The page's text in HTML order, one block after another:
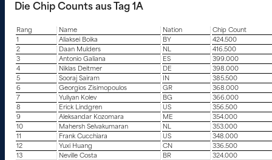
Die Chip Counts aus Tag 1A
Rang Name Nation
Chip Count
1
Aliaksei Boika BY
424.500
2
Daan Mulders NL
416.500
3
Antonio Galiana ES
399.000
4
Niklas Deitmer DE
398.000
5
Sooraj Sairam IN
385.500
6
Georgios Zisimopoulos GR
368.000
7
Yuliyan Kolev BG
366.000
8
Erick Lindgren US
356.500
9
Aleksandar Kozomara ME
354.000
10
Mahersh Selvakumaran NL
353.000
11
Frank Cucchiara US
348.000
12
Yuxi Huang CN
336.500
13
Neville Costa BR
324.000